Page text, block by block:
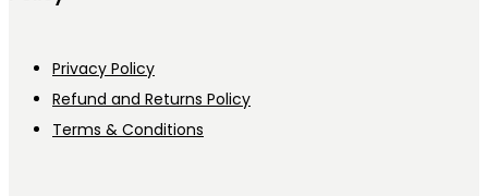
Privacy Policy
Refund and Returns Policy
Terms & Conditions